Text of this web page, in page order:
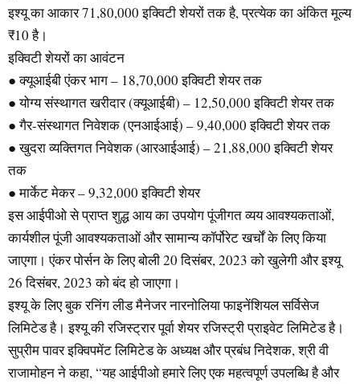
इश्यू का आकार 71,80,000 इक्विटी शेयरों तक है, प्रत्येक का अंकित मूल्य
₹10 है।
इक्विटी शेयरों का आवंटन
● क्यूआईबी एंकर भाग – 18,70,000 इक्विटी शेयर तक
● योग्य संस्थागत खरीदार (क्यूआईबी) – 12,50,000 इक्विटी शेयर तक
● गैर-संस्थागत निवेशक (एनआईआई) – 9,40,000 इक्विटी शेयर तक
● खुदरा व्यक्तिगत निवेशक (आरआईआई) – 21,88,000 इक्विटी शेयर
तक
● मार्केट मेकर – 9,32,000 इक्विटी शेयर
इस आईपीओ से प्राप्त शुद्ध आय का उपयोग पूंजीगत व्यय आवश्यकताओं,
कार्यशील पूंजी आवश्यकताओं और सामान्य कॉर्पोरेट खर्चों के लिए किया
जाएगा। एंकर पोर्सन के लिए बोली 20 दिसंबर, 2023 को खुलेगी और इश्यू
26 दिसंबर, 2023 को बंद हो जाएगा।
इश्यू के लिए बुक रनिंग लीड मैनेजर नारनोलिया फाइनेंशियल सर्विसेज
लिमिटेड है। इश्यू की रजिस्ट्रार पूर्वा शेयर रजिस्ट्री प्राइवेट लिमिटेड है।
सुप्रीम पावर इक्विपमेंट लिमिटेड के अध्यक्ष और प्रबंध निदेशक, श्री वी
राजामोहन ने कहा, “यह आईपीओ हमारे लिए एक महत्वपूर्ण उपलब्धि है और